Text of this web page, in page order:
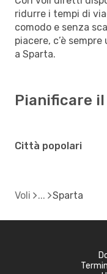
ridurre i tempi di
comodo e senza
piacere, c’è
a Sparta.
Pianificare
Città popolari
Voli Sparta